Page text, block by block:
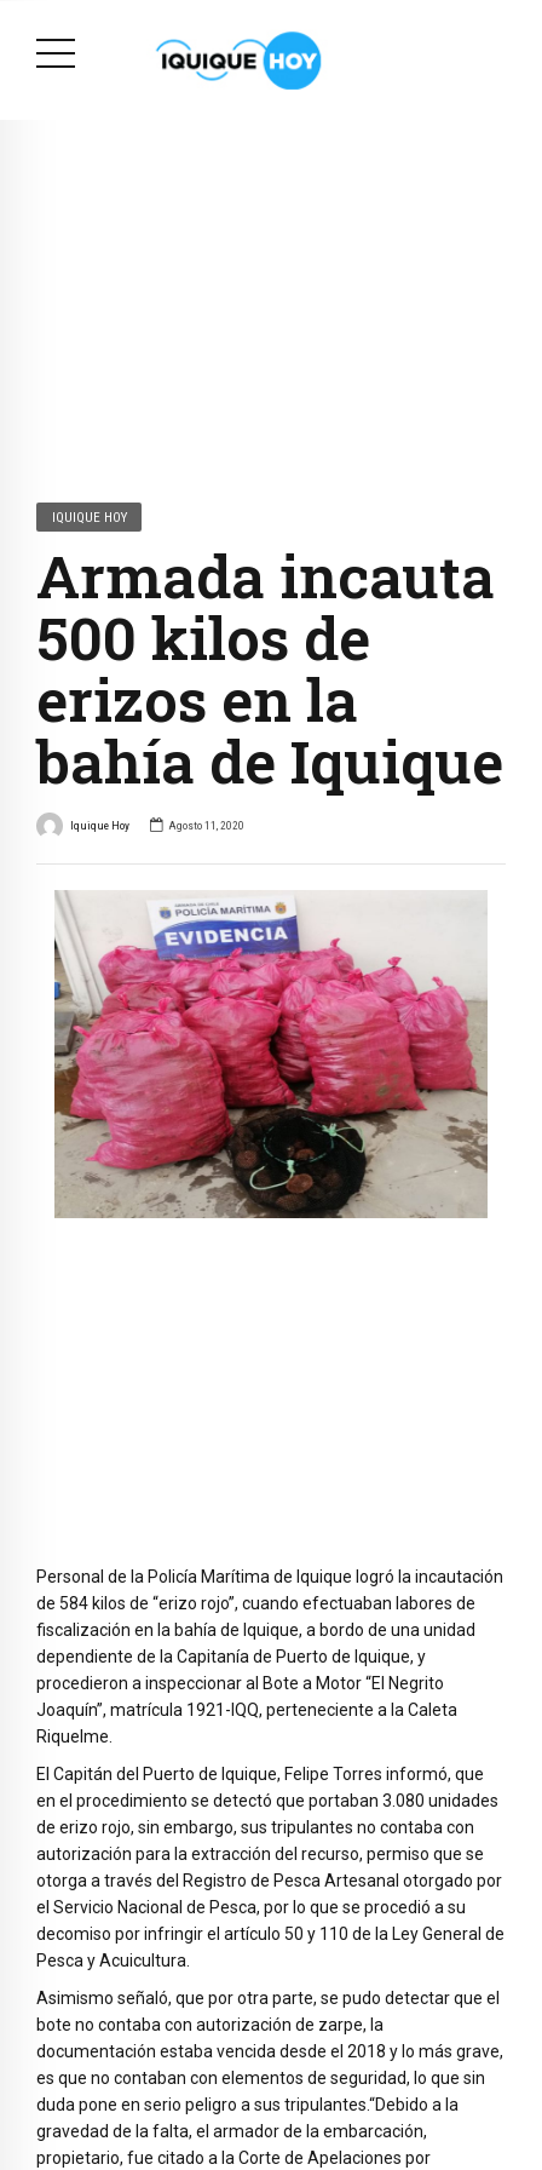
IQUIQUE HOY
Armada incauta
500 kilos de
erizos en la
bahía de Iquique
Iquique Hoy Agosto 11, 2020
Personal de la Policía Marítima de Iquique logró la incautación
de 584 kilos de “erizo rojo”, cuando efectuaban labores de
fiscalización en la bahía de Iquique, a bordo de una unidad
dependiente de la Capitanía de Puerto de Iquique, y
procedieron a inspeccionar al Bote a Motor “El Negrito
Joaquín”, matrícula 1921-IQQ, perteneciente a la Caleta
Riquelme.
El Capitán del Puerto de Iquique, Felipe Torres informó, que
en el procedimiento se detectó que portaban 3.080 unidades
de erizo rojo, sin embargo, sus tripulantes no contaba con
autorización para la extracción del recurso, permiso que se
otorga a través del Registro de Pesca Artesanal otorgado por
el Servicio Nacional de Pesca, por lo que se procedió a su
decomiso por infringir el artículo 50 y 110 de la Ley General de
Pesca y Acuicultura.
Asimismo señaló, que por otra parte, se pudo detectar que el
bote no contaba con autorización de zarpe, la
documentación estaba vencida desde el 2018 y lo más grave,
es que no contaban con elementos de seguridad, lo que sin
duda pone en serio peligro a sus tripulantes.“Debido a la
gravedad de la falta, el armador de la embarcación,
propietario, fue citado a la Corte de Apelaciones por